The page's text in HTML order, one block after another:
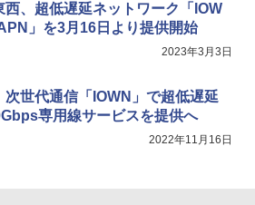
西、超低遅延ネットワーク「IOW
」を3月16日より提供開始
2023年3月3日
次世代通信「IOWN」で超低遅延
専用線サービスを提供へ
2022年11月16日